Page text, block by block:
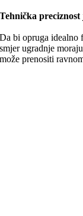
Tehnička
Da bi opruga idealno
smjer ugradnje
može prenositi